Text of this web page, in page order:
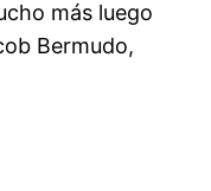
más luego
Bermudo,